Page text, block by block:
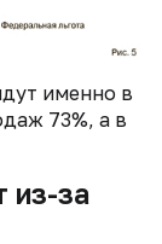
именно в
73%, а в
из-за